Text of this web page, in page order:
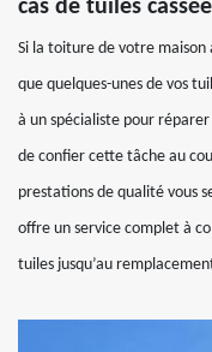
cas de tuiles
Si la toiture de votre maison
que quelques-unes de vos
à un spécialiste pour réparer
de confier cette tâche au
prestations de qualité vous
offre un service complet à
tuiles jusqu’au